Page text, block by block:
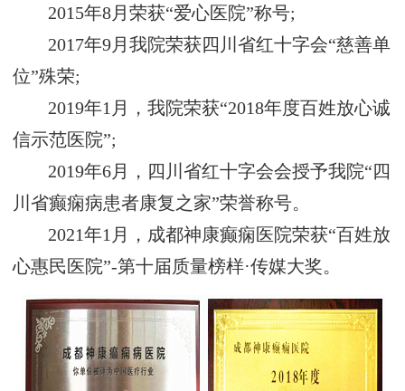
2015年8月荣获“爱心医院”称号;
2017年9月我院荣获四川省红十字会“慈善单
位”殊荣;
2019年1月，我院荣获“2018年度百姓放心诚
信示范医院”;
2019年6月，四川省红十字会会授予我院“四
川省癫痫病患者康复之家”荣誉称号。
2021年1月，成都神康癫痫医院荣获“百姓放
心惠民医院”-第十届质量榜样·传媒大奖。